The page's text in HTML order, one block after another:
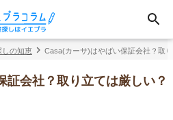
しの知恵 Casa(カーサ)はやばい保証会社？取
証会社？取り立ては厳しい？